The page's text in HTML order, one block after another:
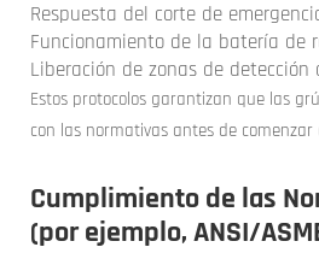
Respuesta del corte de
Funcionamiento de la batería de
Liberación de zonas de detección
Estos protocolos garantizan que las
con las normativas antes de
Cumplimiento de las
(por ejemplo, ANSI/